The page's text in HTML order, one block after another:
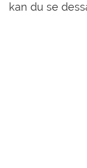
kan du se